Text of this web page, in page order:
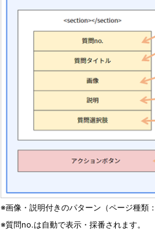
※画像・説明付きのパターン（ページ種類
※質問no.は自動で表示・採番されます。